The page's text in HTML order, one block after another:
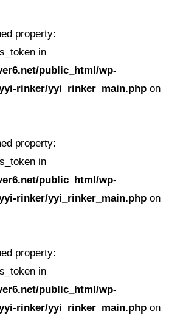
in
public_html/wp-
rinker/yyi_rinker_main.php on
in
public_html/wp-
rinker/yyi_rinker_main.php on
in
public_html/wp-
rinker/yyi_rinker_main.php on